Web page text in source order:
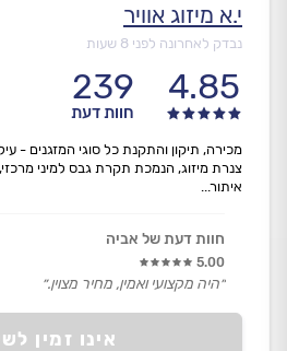
י.א מיזוג אוויר
נבדק לאחרונה לפני 8 שעות
4.85
239
חוות דעת
אינו זמין
צנרת מיזוג, הנמכת תקרת גבס למיני מרכזי,
איתור...
חוות דעת של אביה
5.00
״היה מקצועי ואמין, מחיר מצוין.״